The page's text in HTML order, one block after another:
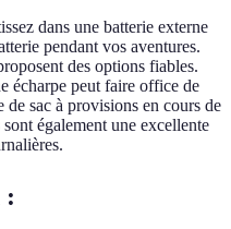
dans une batterie externe
pendant vos aventures.
des options fiables.
écharpe peut faire office de
sac à provisions en cours de
sont également une excellente
: